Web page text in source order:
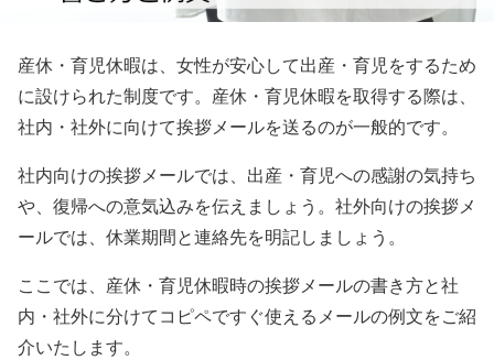
産休・育児休暇は、女性が安心して出産・育児をするため
に設けられた制度です。産休・育児休暇を取得する際は、
社内・社外に向けて挨拶メールを送るのが一般的です。
社内向けの挨拶メールでは、出産・育児への感謝の気持ち
や、復帰への意気込みを伝えましょう。社外向けの挨拶メ
ールでは、休業期間と連絡先を明記しましょう。
ここでは、産休・育児休暇時の挨拶メールの書き方と社
内・社外に分けてコピペですぐ使えるメールの例文をご紹
介いたします。